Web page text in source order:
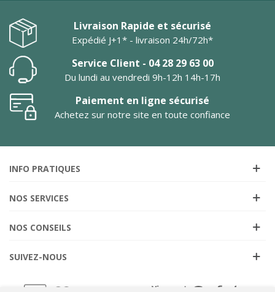
Livraison Rapide et sécurisé
Expédié J+1* - livraison 24h/72h*
Service Client - 04 28 29 63 00
Du lundi au vendredi 9h-12h 14h-17h
Paiement en ligne sécurisé
Achetez sur notre site en toute confiance
INFO PRATIQUES
NOS SERVICES
NOS CONSEILS
SUIVEZ-NOUS